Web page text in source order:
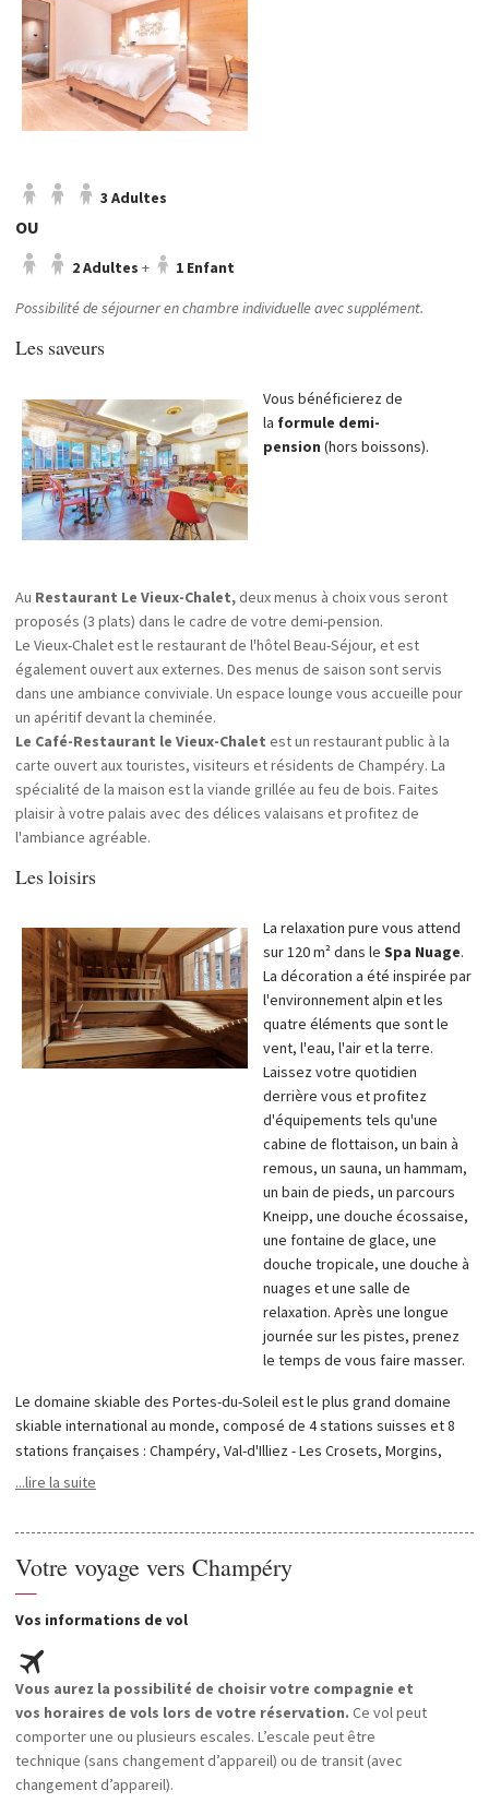
3 Adultes
OU
2 Adultes + 1 Enfant
Possibilité de séjourner en chambre individuelle avec supplément.
Les saveurs
Vous bénéficierez de
la formule demi-
pension (hors boissons).
Au Restaurant Le Vieux-Chalet,deux menus à choix vous seront
proposés (3 plats) dans le cadre de votre demi-pension.
Le Vieux-Chalet est le restaurant de l'hôtel Beau-Séjour, et est
également ouvert aux externes. Des menus de saison sont servis
dans une ambiance conviviale. Un espace lounge vous accueille pour
un apéritif devant la cheminée.
Le Café-Restaurant le Vieux-Chalet est un restaurant public à la
carte ouvert aux touristes, visiteurs et résidents de Champéry. La
spécialité de la maison est la viande grillée au feu de bois. Faites
plaisir à votre palais avec des délices valaisans et profitez de
l'ambiance agréable.
Les loisirs
La relaxation pure vous attend
sur 120 m² dans le Spa Nuage.
La décoration a été inspirée par
l'environnement alpin et les
quatre éléments que sont le
vent, l'eau, l'air et la terre.
Laissez votre quotidien
derrière vous et profitez
d'équipements tels qu'une
cabine de flottaison, un bain à
remous, un sauna, un hammam,
un bain de pieds, un parcours
Kneipp, une douche écossaise,
une fontaine de glace, une
douche tropicale, une douche à
nuages et une salle de
relaxation. Après une longue
journée sur les pistes, prenez
le temps de vous faire masser.
Le domaine skiable des Portes-du-Soleil est le plus grand domaine
skiable international au monde, composé de 4 stations suisses et 8
stations françaises : Champéry, Val-d'Illiez - Les Crosets, Morgins,
Torgon, - Champoussin, Abondance, Avoriaz, Châtel, La Chapelle
pour tous les goûts !
Veuillez noter qu'en raison de la situation sanitaire actuelle, les
infrastructures concernant les activités culturelles, de loisirs, de bien-être
en intérieur comme en extérieur peuvent être fermées ou avoir un accès
limité.
...lire la suite
Votre voyage vers Champéry
—
Vos informations de vol
Vous aurez la possibilité de choisir votre compagnie et
vos horaires de vols lors de votre réservation. Ce vol peut
comporter une ou plusieurs escales. L’escale peut être
technique (sans changement d’appareil) ou de transit (avec
changement d’appareil).